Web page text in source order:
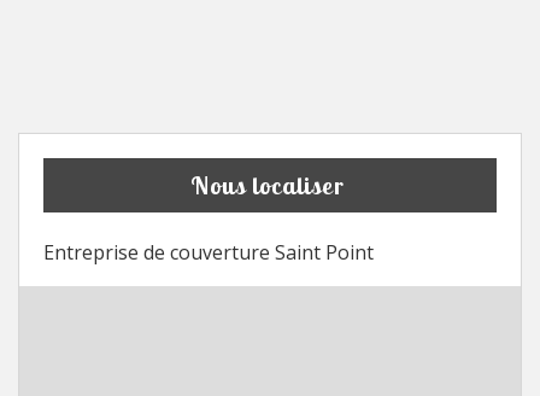
Nous localiser
Entreprise de couverture Saint Point